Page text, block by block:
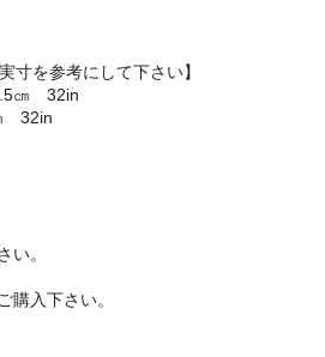
寸を参考にして下さい】
㎝ 32in
い。
購入下さい。